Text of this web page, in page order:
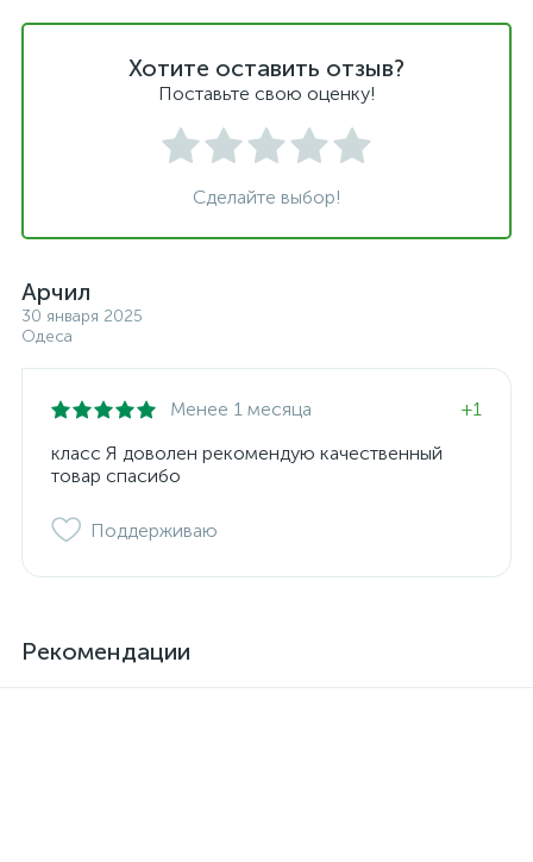
Хотите оставить отзыв?
Поставьте свою оценку!
Сделайте выбор!
Арчил
30 января 2025
Одеса
Менее 1 месяца
+1
класс Я доволен рекомендую качественный
товар спасибо
Поддерживаю
Рекомендации